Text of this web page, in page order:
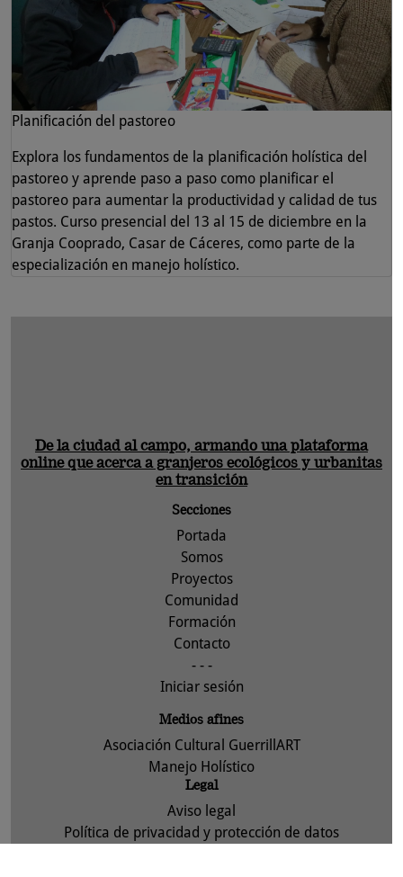
Planificación del pastoreo
Explora los fundamentos de la planificación holística del
pastoreo y aprende paso a paso como planificar el
pastoreo para aumentar la productividad y calidad de tus
pastos. Curso presencial del 13 al 15 de diciembre en la
Granja Cooprado, Casar de Cáceres, como parte de la
especialización en manejo holístico.
De la ciudad al campo, armando una plataforma
online que acerca a granjeros ecológicos y urbanitas
en transición
Secciones
Portada
Somos
Proyectos
Comunidad
Formación
Contacto
- - -
Iniciar sesión
Medios afines
Asociación Cultural GuerrillART
Manejo Holístico
Legal
Aviso legal
Política de privacidad y protección de datos